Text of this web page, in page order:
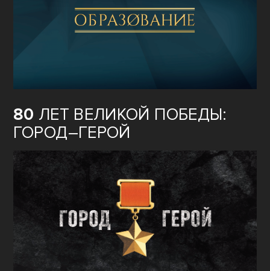
80 ЛЕТ ВЕЛИКОЙ ПОБЕДЫ:
ГОРОД–ГЕРОЙ